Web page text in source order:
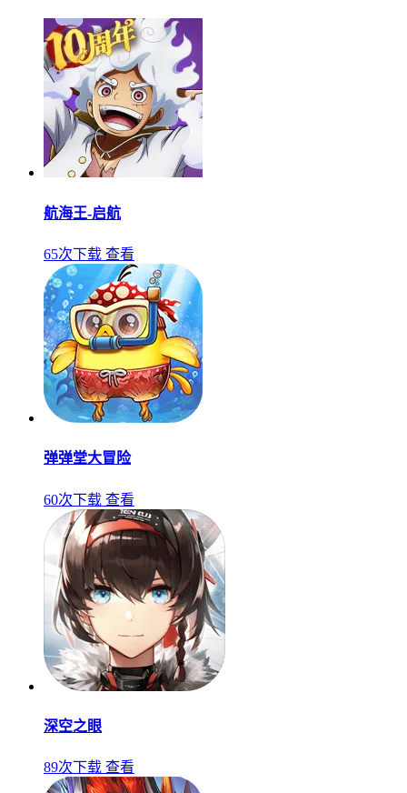
航海王-启航
65次下载 查看
弹弹堂大冒险
60次下载 查看
深空之眼
89次下载 查看